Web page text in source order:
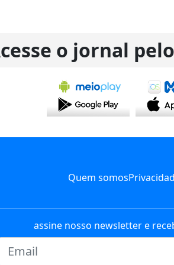
o jornal
Quem somos
assine nosso newsletter e